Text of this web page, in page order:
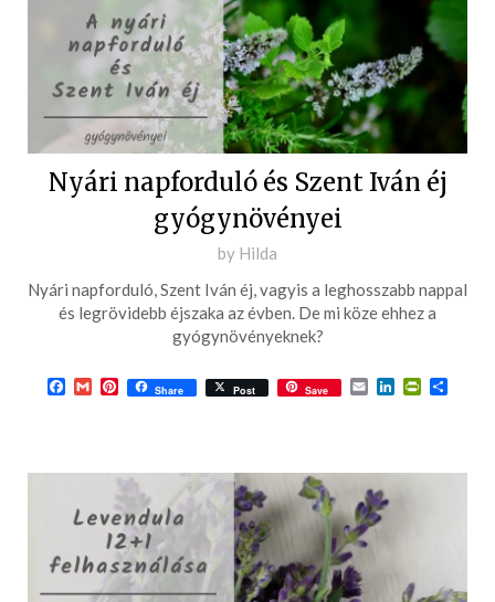
Nyári napforduló és Szent Iván éj
gyógynövényei
Posted
on
2023-
06-
by Hilda
Nyári napforduló, Szent Iván éj, vagyis a leghosszabb nappal
és legrövidebb éjszaka az évben. De mi köze ehhez a
gyógynövényeknek?
Facebook
GmailPinterest
Share Post Save EmailLinkedIn